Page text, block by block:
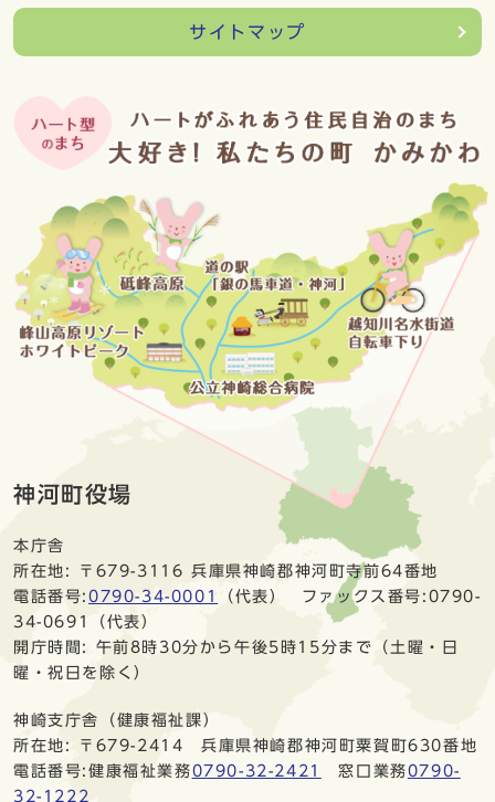
サイトマップ
神河町役場
本庁舎
所在地: 〒679-3116 兵庫県神崎郡神河町寺前64番地
電話番号: 0790-34-0001
（代表） ファックス番号:0790-
34-0691（代表）
開庁時間: 午前8時30分から午後5時15分まで（土曜・日
曜・祝日を除く）
神崎支庁舎（健康福祉課）
所在地: 〒679-2414 兵庫県神崎郡神河町粟賀町630番地
電話番号:健康福祉業務0790-32-2421 窓口業務0790-
32-1222